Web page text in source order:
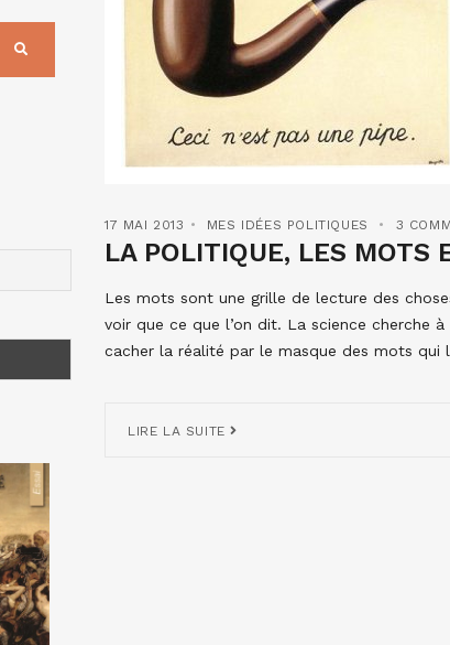
17 MAI 2013 MES IDÉES POLITIQUES 3
LA POLITIQUE, LES MOTS
Les mots sont une grille de lecture des
voir que ce que l’on dit. La science cherche
cacher la réalité par le masque des mots
LIRE LA SUITE